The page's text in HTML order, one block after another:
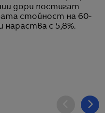
дори постигат
стойност на 60-
нараства с 5,8%.